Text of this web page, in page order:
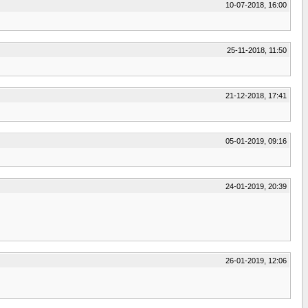
10-07-2018, 16:00
25-11-2018, 11:50
21-12-2018, 17:41
05-01-2019, 09:16
24-01-2019, 20:39
26-01-2019, 12:06